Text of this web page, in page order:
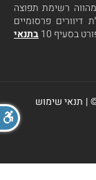
רשימת תפוצה
דיוורים פרסומיים
בסעיף 10
בתנאי
| תנאי שימוש